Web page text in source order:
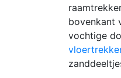
bovenkant
vochtige